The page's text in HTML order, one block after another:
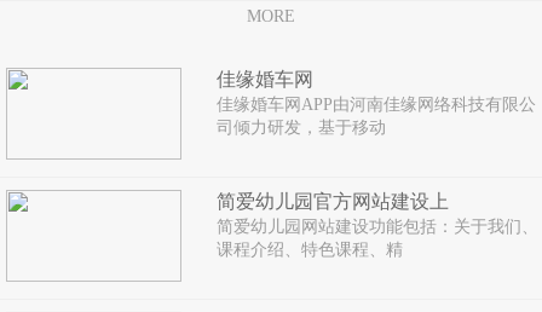
MORE
佳缘婚车网
佳缘婚车网APP由河南佳缘网络科技有限公
司倾力研发，基于移动
简爱幼儿园官方网站建设上
简爱幼儿园网站建设功能包括：关于我们、
课程介绍、特色课程、精